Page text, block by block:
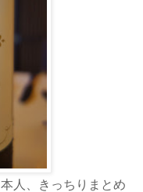
人、きっちりまとめ